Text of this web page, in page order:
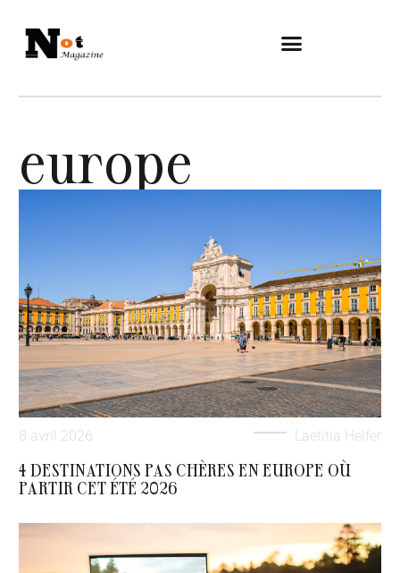
europe
8 avril 2026 Laetitia Helfer
4 DESTINATIONS PAS CHÈRES EN EUROPE OÙ
PARTIR CET ÉTÉ 2026